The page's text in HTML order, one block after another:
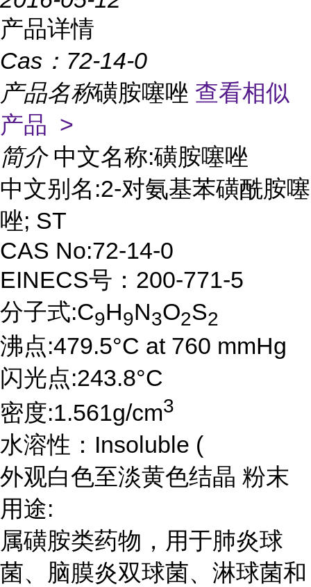
产品详情
Cas： 72-14-0
产品名称磺胺噻唑 查看相似
产品 >
简介 中文名称:磺胺噻唑
中文别名:2-对氨基苯磺酰胺噻
唑; ST
CAS No:72-14-0
EINECS号：200-771-5
分子式:C9H9N3O2S2
沸点:479.5°C at 760 mmHg
闪光点:243.8°C
密度:1.561g/cm3
水溶性：Insoluble (
外观白色至淡黄色结晶 粉末
用途:
属磺胺类药物，用于肺炎球
菌、脑膜炎双球菌、淋球菌和